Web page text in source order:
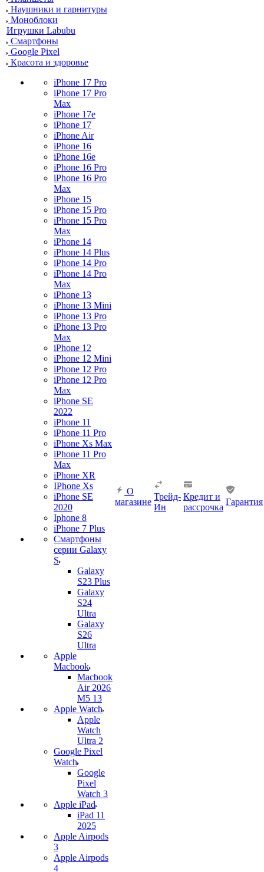
Наушники и гарнитуры
Моноблоки
Игрушки Labubu
Смартфоны
Google Pixel
Красота и здоровье
iPhone 17 Pro
iPhone 17 Pro
Max
iPhone 17e
iPhone 17
iPhone Air
iPhone 16
iPhone 16e
iPhone 16 Pro
iPhone 16 Pro
Max
iPhone 15
iPhone 15 Pro
iPhone 15 Pro
Max
iPhone 14
iPhone 14 Plus
iPhone 14 Pro
iPhone 14 Pro
Max
iPhone 13
iPhone 13 Mini
iPhone 13 Pro
iPhone 13 Pro
Max
iPhone 12
iPhone 12 Mini
iPhone 12 Pro
iPhone 12 Pro
Max
iPhone SE
2022
iPhone 11
iPhone 11 Pro
iPhone Xs Max
iPhone 11 Pro
Max
iPhone XR
IPhone Xs
iPhone SE
2020
Iphone 8
iPhone 7 Plus
Смартфоны
серии Galaxy
S
Galaxy
S23 Plus
Galaxy
S24
Ultra
Galaxy
S26
Ultra
Apple
Macbook
Macbook
Air 2026
M5 13
Apple Watch
Apple
Watch
Ultra 2
Google Pixel
Watch
Google
Pixel
Watch 3
Apple iPad
iPad 11
2025
Apple Airpods
3
Apple Airpods
4
О
магазине
Трейд-
Ин
Кредит и
рассрочка
Гарантия